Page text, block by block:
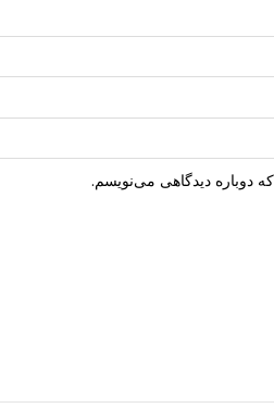
دوباره دیدگاهی می‌نویسم.